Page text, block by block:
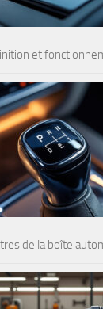
et
de la boîte